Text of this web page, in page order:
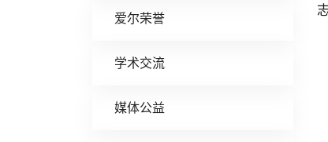
爱尔荣誉
学术交流
媒体公益